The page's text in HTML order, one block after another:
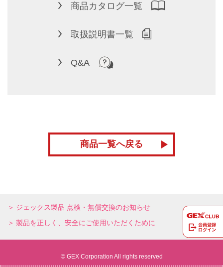
商品カタログ一覧
取扱説明書一覧
Q&A
商品一覧へ戻る
ジェックス製品 点検・無償交換のお知らせ
製品を正しく、安全にご使用いただくために
© GEX Corporation All rights reserved